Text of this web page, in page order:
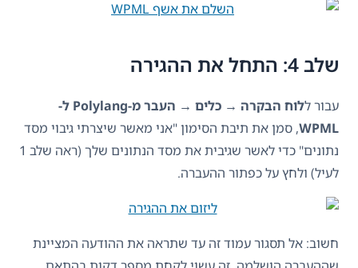
שלב 4: התחל את ההגירה
עבור ל
לוח הבקרה → כלים → העבר מ-Polylang ל-
WPML, סמן את תיבת הסימון "אני מאשר שיצרתי גיבוי מסד
נתונים" כדי לאשר שגיבית את מסד הנתונים שלך (ראה שלב 1
לעיל) ולחץ על כפתור ההעברה.
חשוב: אל תסגור עמוד זה עד שתראה את ההודעה המציינת